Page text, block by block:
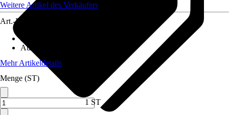
Weitere Artikel des Verkäufers
Art.-Nr.
Material
Ausführung
Mehr Artikeldetails
Menge (ST)
1 ST